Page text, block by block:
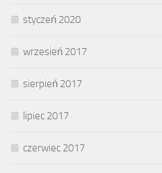
styczeń 2020
wrzesień 2017
sierpień 2017
lipiec 2017
czerwiec 2017